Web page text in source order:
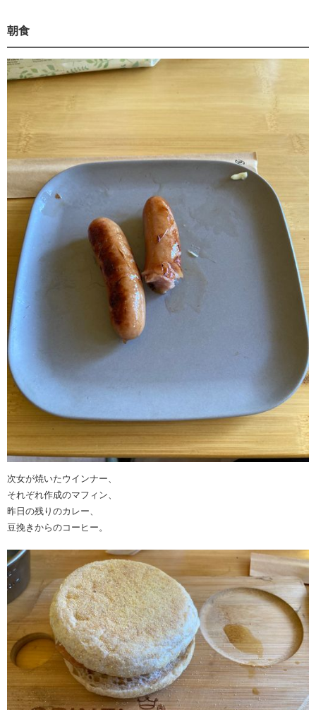
朝食
次女が焼いたウインナー、
それぞれ作成のマフィン、
昨日の残りのカレー、
豆挽きからのコーヒー。